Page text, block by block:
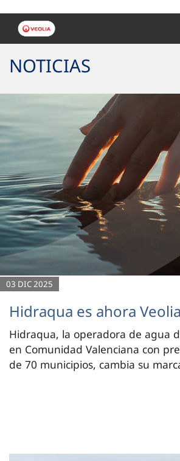
NOTICIAS
03 DIC 2025
Hidraqua es ahora Veolia
Hidraqua, la operadora de agua
en Comunidad Valenciana con
de 70 municipios, cambia su